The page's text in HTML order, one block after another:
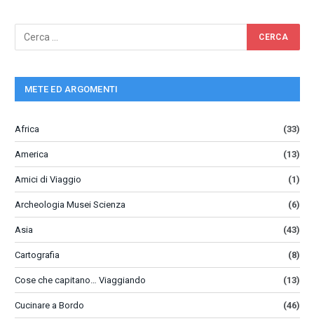
METE ED ARGOMENTI
Africa (33)
America (13)
Amici di Viaggio (1)
Archeologia Musei Scienza (6)
Asia (43)
Cartografia (8)
Cose che capitano… Viaggiando (13)
Cucinare a Bordo (46)